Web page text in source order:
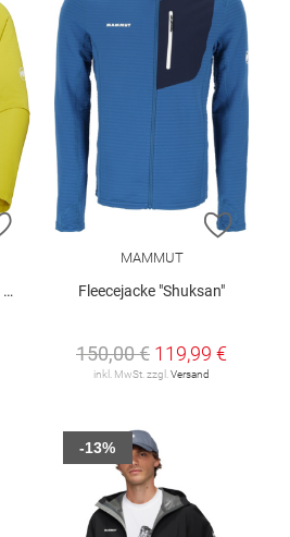
ZUR WUNSCHLISTE HINZUFÜGEN
ZUR
MAMMUT
Fleecejacke "Shuksan"
150,00 € 119,99 €
inkl. MwSt. zzgl.Versand
-13%